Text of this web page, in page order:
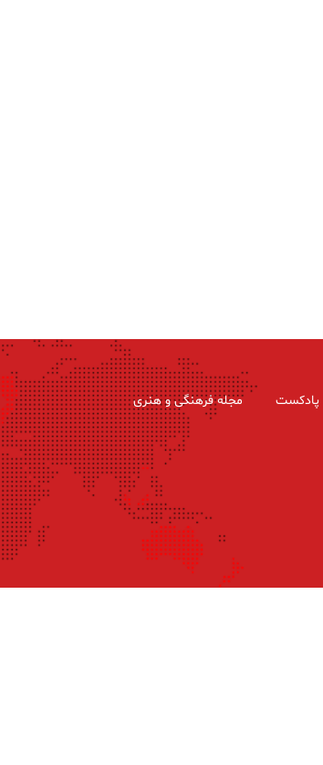
پادکست مجله فرهنگی و هنری